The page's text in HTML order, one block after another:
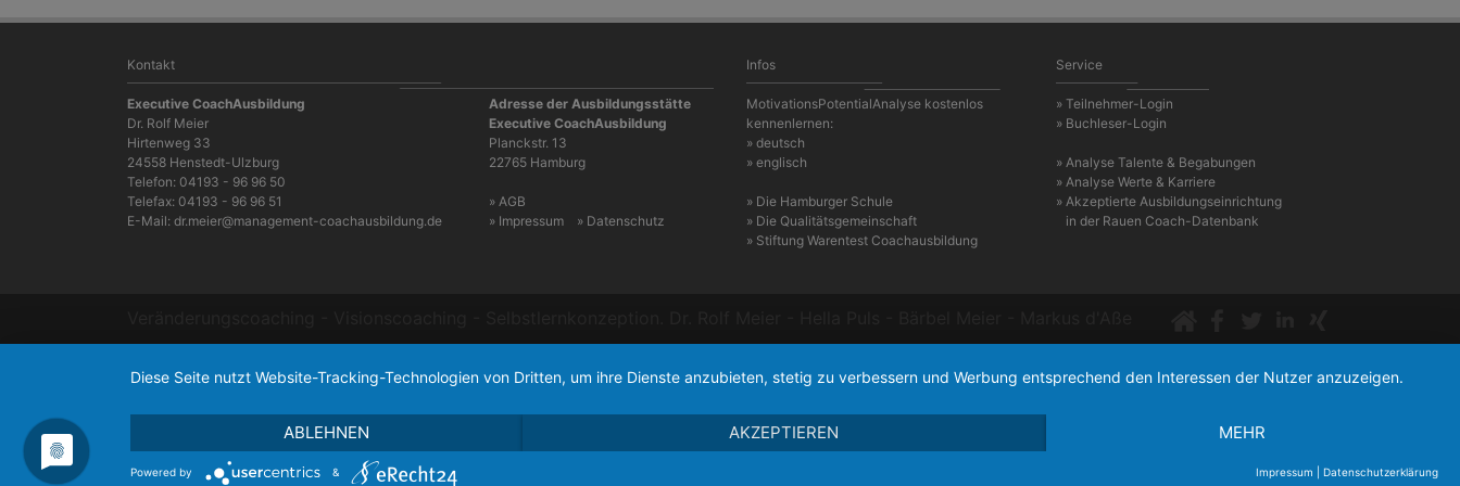
Kontakt
Executive CoachAusbildung
Dr. Rolf Meier
Hirtenweg 33
24558 Henstedt-Ulzburg
Telefon: 04193 - 96 96 50
Telefax: 04193 - 96 96 51
E-Mail: dr.meier@management-coachausbildung.de
Adresse der Ausbildungsstätte
Executive CoachAusbildung
Planckstr. 13
22765 Hamburg
» AGB
» Impressum
» Datenschutz
Infos
MotivationsPotentialAnalyse kostenlos
kennenlernen:
» deutsch
» englisch
» Die Hamburger Schule
» Die Qualitätsgemeinschaft
» Stiftung Warentest Coachausbildung
Service
» Teilnehmer-Login
» Buchleser-Login
» Analyse Talente & Begabungen
» Analyse Werte & Karriere
» Akzeptierte Ausbildungseinrichtung
in der Rauen Coach-Datenbank
Diese Seite nutzt Website-Tracking-Technologien von Dritten, um ihre Dienste anzubieten, stetig zu verbessern und Werbung entsprechend den Interessen der Nutzer anzuzeigen.
ABLEHNEN AKZEPTIEREN MEHR
Powered by & Impressum Datenschutzerklärung